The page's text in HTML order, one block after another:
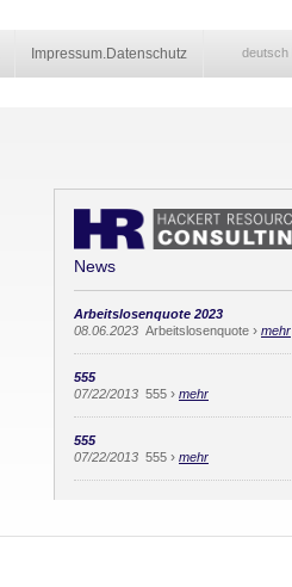
deutsch
Impressum.Datenschutz
News
Arbeitslosenquote 2023
08.06.2023 Arbeitslosenquote › mehr
555
07/22/2013 555 › mehr
555
07/22/2013 555 › mehr